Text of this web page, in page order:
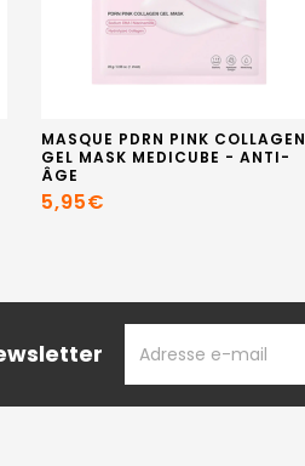
MASQUE PDRN PINK COLLAGEN
GEL MASK MEDICUBE - ANTI-
ÂGE
5,95€
EMAIL